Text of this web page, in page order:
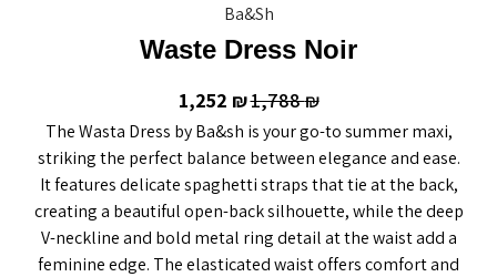
Ba&sh
Waste Dress Noir
1,788₪
1,252 ₪
The Wasta Dress by Ba&sh is your go-to summer maxi,
striking the perfect balance between elegance and ease.
It features delicate spaghetti straps that tie at the back,
creating a beautiful open-back silhouette, while the deep
V-neckline and bold metal ring detail at the waist add a
feminine edge. The elasticated waist offers comfort and